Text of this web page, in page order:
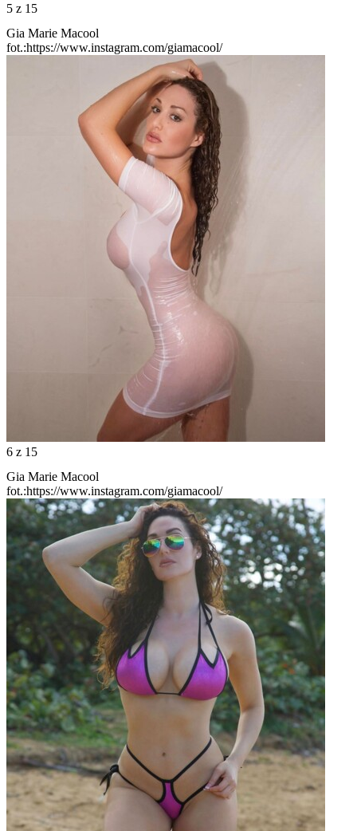
5 z 15
Gia Marie Macool
fot.:https://www.instagram.com/giamacool/
6 z 15
Gia Marie Macool
fot.:https://www.instagram.com/giamacool/